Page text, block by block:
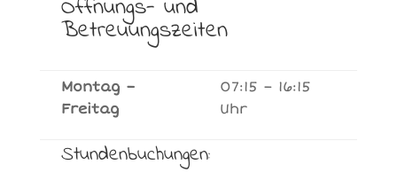
Öffnungs- und
Betreuungszeiten
Montag –
Freitag
07:15 – 16:15
Uhr
Stundenbuchungen: